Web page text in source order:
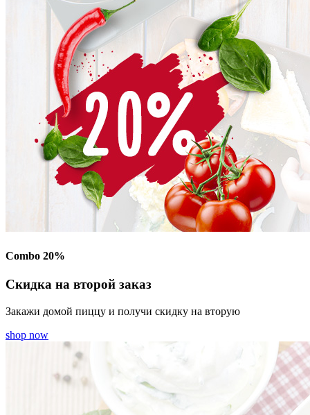
Combo 20%
Скидка на второй заказ
Закажи домой пиццу и получи скидку на вторую
shop now